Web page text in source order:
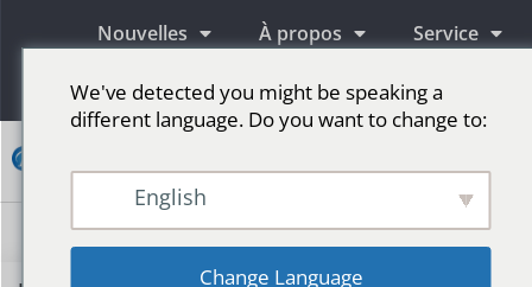
Nouvelles À propos Service
Information
We've detected you might be speaking a
different language. Do you want to change to:
English
Change Language